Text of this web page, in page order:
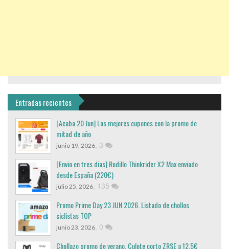
Entradas recientes
[Acaba 20 Jun] Los mejores cupones con la promo de
mitad de año
junio 19, 2026 3
[Envio en tres dias] Rodillo Thinkrider X2 Max enviado
desde España (220€)
julio 25, 2026 135
Promo Prime Day 23 JUN 2026. Listado de chollos
ciclistas TOP
junio 23, 2026 0
Chollazo promo de verano, Culote corto ZRSE a 12,5€